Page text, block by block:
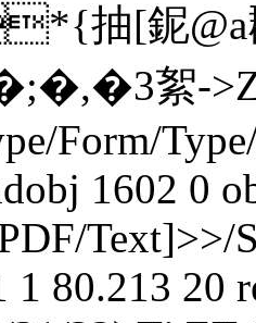
抽[鈮@a
絮->
Form/
1602 0
Text]>>/
80.213 20